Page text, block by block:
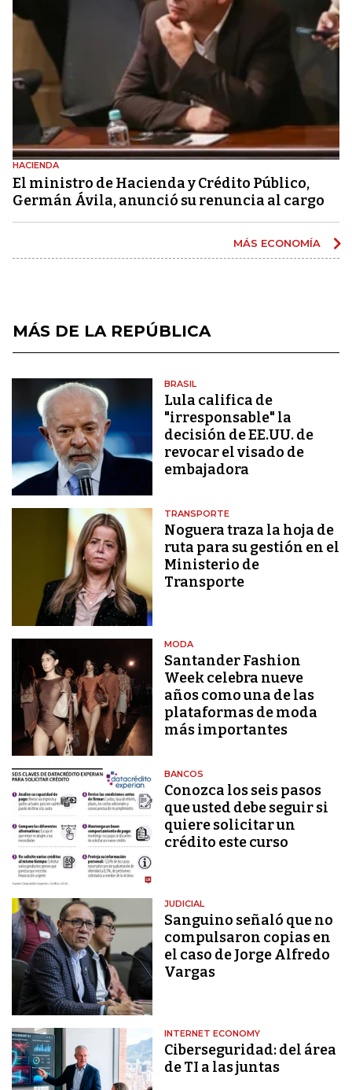
HACIENDA
El ministro de Hacienda y Crédito Público,
Germán Ávila, anunció su renuncia al cargo
MÁS ECONOMÍA
MÁS DE LA REPÚBLICA
BRASIL
Lula califica de
"irresponsable" la
decisión de EE.UU. de
revocar el visado de
embajadora
TRANSPORTE
Noguera traza la hoja de
ruta para su gestión en el
Ministerio de
Transporte
MODA
Santander Fashion
Week celebra nueve
años como una de las
plataformas de moda
más importantes
BANCOS
Conozca los seis pasos
que usted debe seguir si
quiere solicitar un
crédito este curso
JUDICIAL
Sanguino señaló que no
compulsaron copias en
el caso de Jorge Alfredo
Vargas
INTERNET ECONOMY
Ciberseguridad: del área
de TI a las juntas